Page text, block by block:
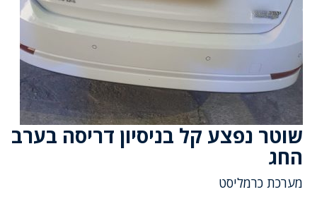
שוטר נפצע קל בניסיון דריסה בערב
החג
מערכת כרמליסט